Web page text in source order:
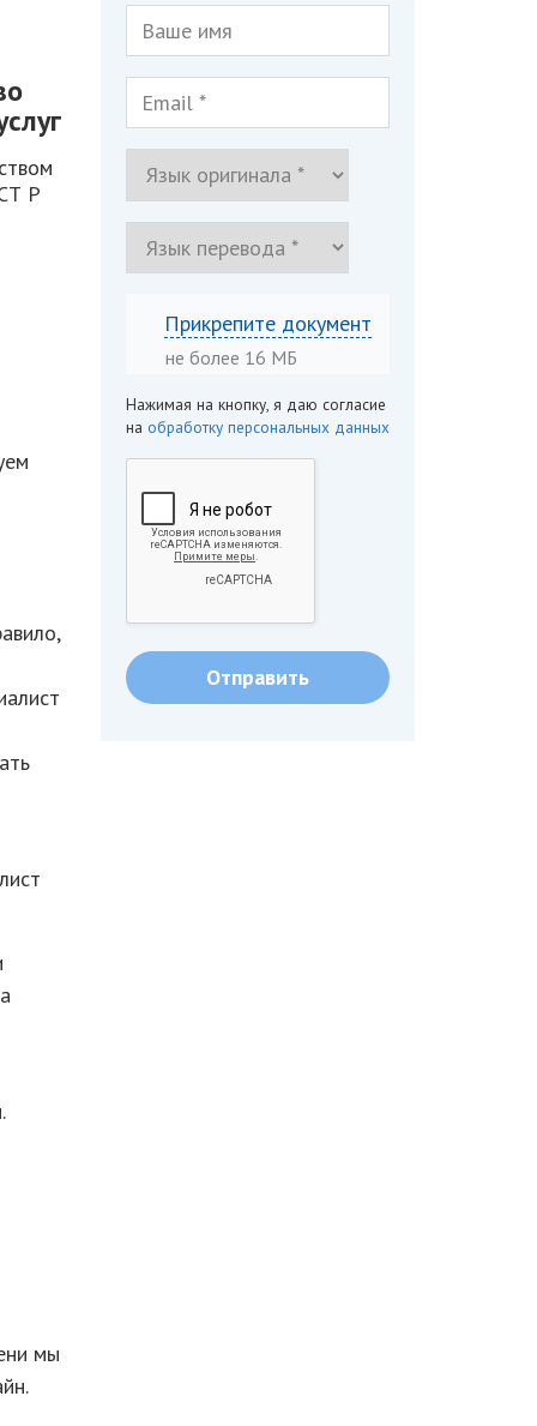
Р
мы
Прикрепите документ
не более 16 МБ
Нажимая на кнопку, я даю согласие
на обработку персональных данных